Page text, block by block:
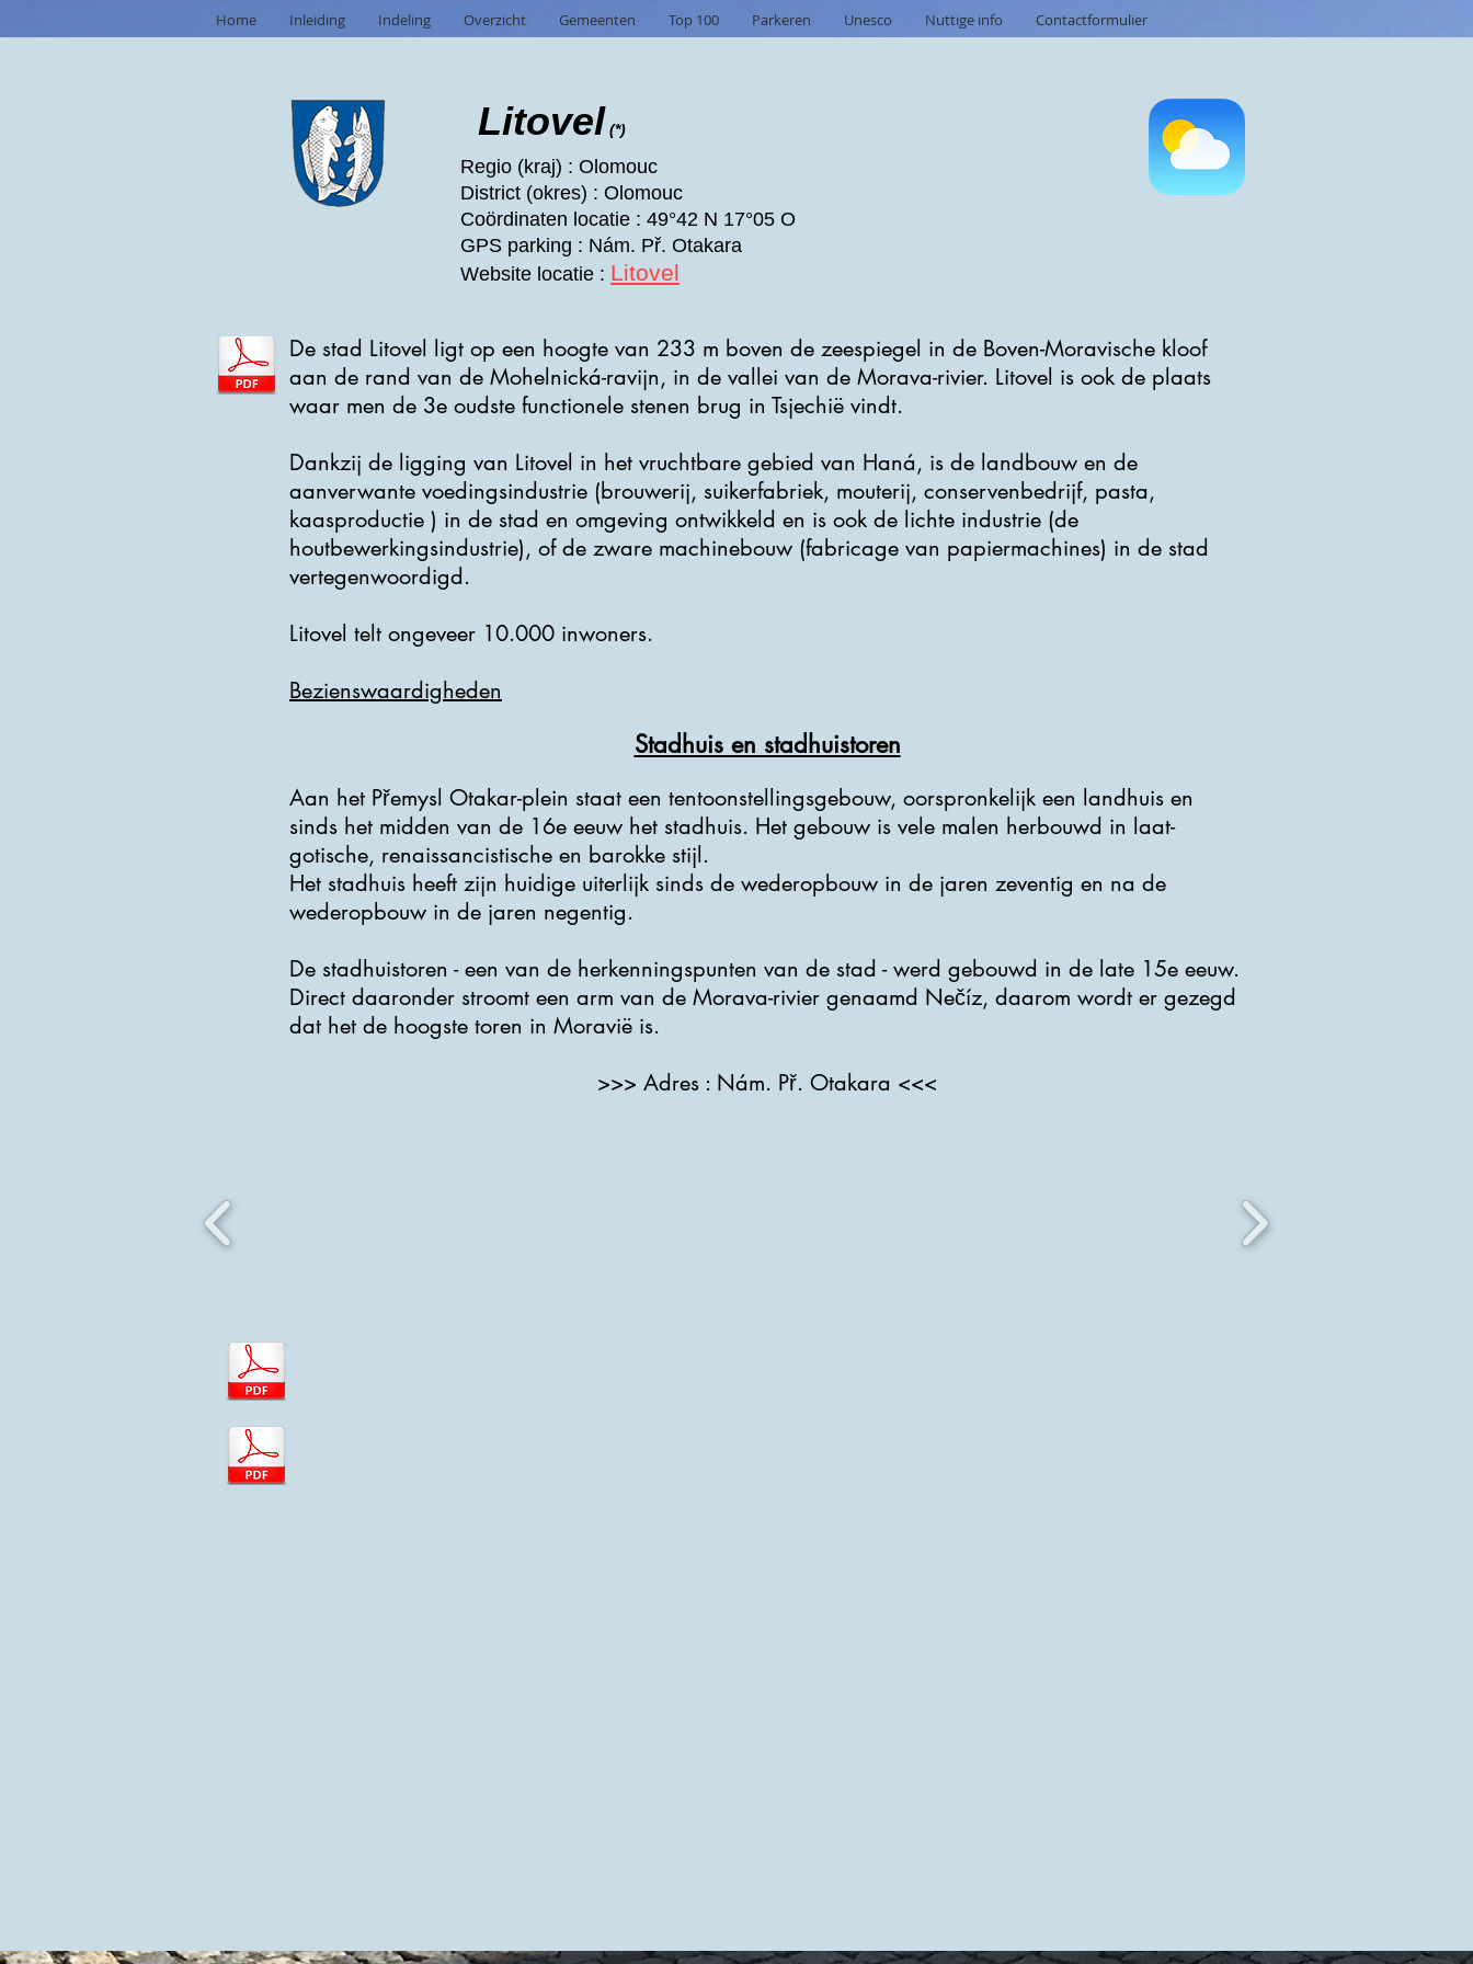
Home Inleiding Indeling Overzicht Gemeenten Top 100 Parkeren Unesco Nuttige info Contactformulier
Litovel (*)
Regio (kraj) : Olomouc
District (okres) : Olomouc
Coördinaten locatie : 49°42 N 17°05 O
GPS parking : Nám. Př. Otakara
Website locatie : Litovel
De stad Litovel ligt op een hoogte van 233 m boven de zeespiegel in de Boven-Moravische kloof
aan de rand van de Mohelnická-ravijn, in de vallei van de Morava-rivier. Litovel is ook de plaats
waar men de 3e oudste functionele stenen brug in Tsjechië vindt.
Dankzij de ligging van Litovel in het vruchtbare gebied van Haná, is de landbouw en de
aanverwante voedingsindustrie (brouwerij, suikerfabriek, mouterij, conservenbedrijf, pasta,
kaasproductie ) in de stad en omgeving ontwikkeld en is ook de lichte industrie (de
houtbewerkingsindustrie), of de zware machinebouw (fabricage van papiermachines) in de stad
vertegenwoordigd.
Litovel telt ongeveer 10.000 inwoners.
Bezienswaardigheden
Stadhuis en stadhuistoren
Aan het Přemysl Otakar-plein staat een tentoonstellingsgebouw, oorspronkelijk een landhuis en
sinds het midden van de 16e eeuw het stadhuis. Het gebouw is vele malen herbouwd in laat-
gotische, renaissancistische en barokke stijl.
Het stadhuis heeft zijn huidige uiterlijk sinds de wederopbouw in de jaren zeventig en na de
wederopbouw in de jaren negentig.
De stadhuistoren - een van de herkenningspunten van de stad - werd gebouwd in de late 15e eeuw.
Direct daaronder stroomt een arm van de Morava-rivier genaamd Nečíz, daarom wordt er gezegd
dat het de hoogste toren in Moravië is.
>>> Adres : Nám. Př. Otakara <<<